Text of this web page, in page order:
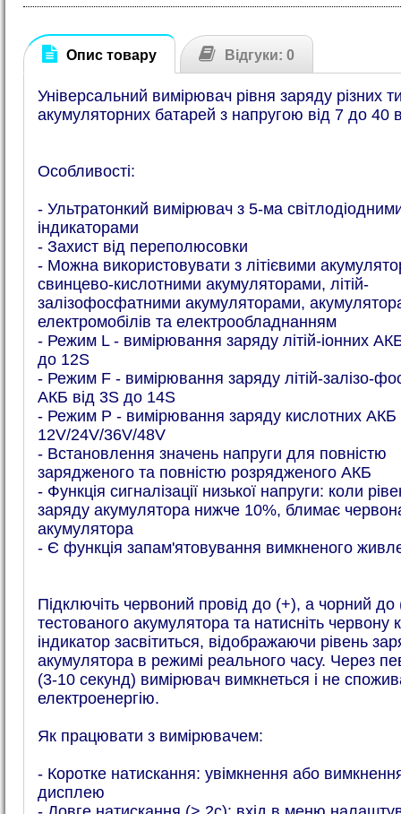
Опис товару Відгуки: 0
Універсальний вимірювач рівня заряду різних
акумуляторних батарей з напругою від 7 до 40
Особливості:
- Ультратонкий вимірювач з 5-ма
індикаторами
- Захист від переполюсовки
- Можна використовувати з літієвими
свинцево-кислотними акумуляторами, літій-
залізофосфатними акумуляторами,
електромобілів та електрообладнанням
- Режим L - вимірювання заряду літій-іонних
до 12S
- Режим F - вимірювання заряду літій-залізо-
АКБ від 3S до 14S
- Режим P - вимірювання заряду кислотних АКБ
12V/24V/36V/48V
- Встановлення значень напруги для повністю
зарядженого та повністю розрядженого АКБ
- Функція сигналізації низької напруги: коли
заряду акумулятора нижче 10%, блимає
акумулятора
- Є функція запам'ятовування вимкненого
Підключіть червоний провід до (+), а чорний до
тестованого акумулятора та натисніть червону
індикатор засвітиться, відображаючи рівень
акумулятора в режимі реального часу. Через
(3-10 секунд) вимірювач вимкнеться і не
електроенергію.
Як працювати з вимірювачем:
- Коротке натискання: увімкнення або
дисплею